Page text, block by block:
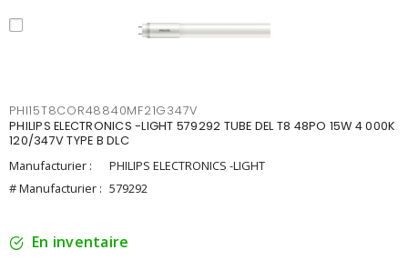
PHI15T8COR48840MF21G347V
PHILIPS ELECTRONICS -LIGHT 579292 TUBE DEL T8 48PO 15W 4 000K
120/347V TYPE B DLC
Manufacturier :
PHILIPS ELECTRONICS -LIGHT
# Manufacturier : 579292
En inventaire